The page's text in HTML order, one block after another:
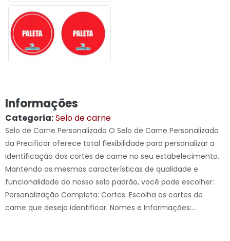
Informações
Categoria:Selo de carne
Selo de Carne Personalizado O Selo de Carne Personalizado
da Precificar oferece total flexibilidade para personalizar a
identificação dos cortes de carne no seu estabelecimento.
Mantendo as mesmas características de qualidade e
funcionalidade do nosso selo padrão, você pode escolher:
Personalização Completa: Cortes: Escolha os cortes de
carne que deseja identificar. Nomes e Informações:...